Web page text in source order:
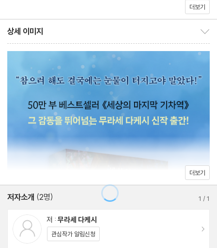
람들의 이야기를 섬세하게 그려내며 독자들에게 커다란 위로와 감
시는 한국에서 3년 만에 신작 《세상의 마지막 우체국》을 펴내며 또
한 번 독자들의 눈물샘을 터뜨릴 준비를 마쳤다.
‘천국으로 간 사랑하는 이에게 마지막으로 편지를 쓸 수 있다면 어떤
말을 남길까?’란 판타지 설정에서 시작되는 이번 책은 전작과 같은
세계관을 유지하면서도, 떠난 사람을 직접 볼 수 없기에 남겨진 사람
이 더 깊고 내밀한 진심을 꺼내 보인다. 후회와 애틋함, 사랑을 넘어
나 자신을 다시 사랑하며 살아가도록 용기를 불어넣어 주는, 다섯 편
의 이야기가 독자들을 찾아갈 예정이다.
무기력한 직장 생활을 버티게 도와준 아티스트의 죽음을 맞닥뜨린 1
호 팬, 불우한 가정환경에서 자랐으나 다시 자립할 수 있게 도와준
아버지 같은 은인을 배신한 남자, 남편을 잃고 유일한 가족이었던 반
려견을 부주의로 잃게 된 주인 등 이 책에 등장하는 다섯 사람은 어
느 날 천국으로 편지를 보낼 수 있다는, ‘아오조라 우체국’의 존재를
더보기
상세 이미지
더보기
저자소개 (2명) 1 /1
저 : 무라세 다케시
관심작가 알림신청